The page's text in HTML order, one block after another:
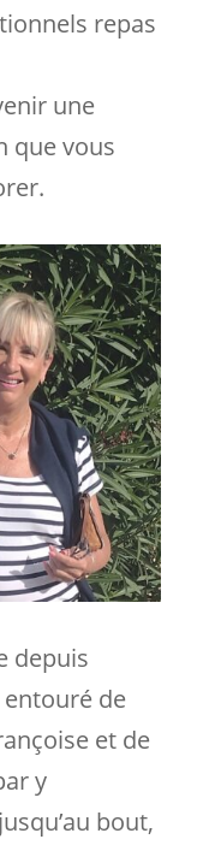
repas
une
que vous
depuis
de
et de
y
bout,